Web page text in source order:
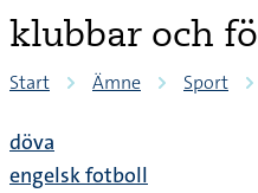
klubbar och
Start Ämne Sport
döva
engelsk fotboll